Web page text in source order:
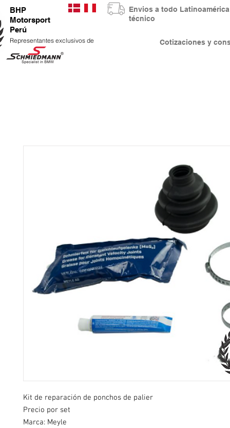
BHP
Motorsport
Perú
Representantes exclusivos de Cotizaciones y
Envios a todo
técnico
Kit de reparación de ponchos de palier
Precio por set
Marca: Meyle